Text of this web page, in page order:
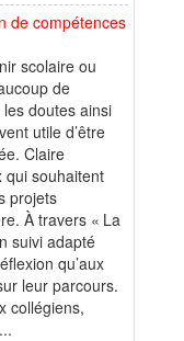
de compétences
scolaire ou
de
doutes ainsi
utile d’être
Claire
qui souhaitent
projets
À travers « La
suivi adapté
qu’aux
leur parcours.
collégiens,